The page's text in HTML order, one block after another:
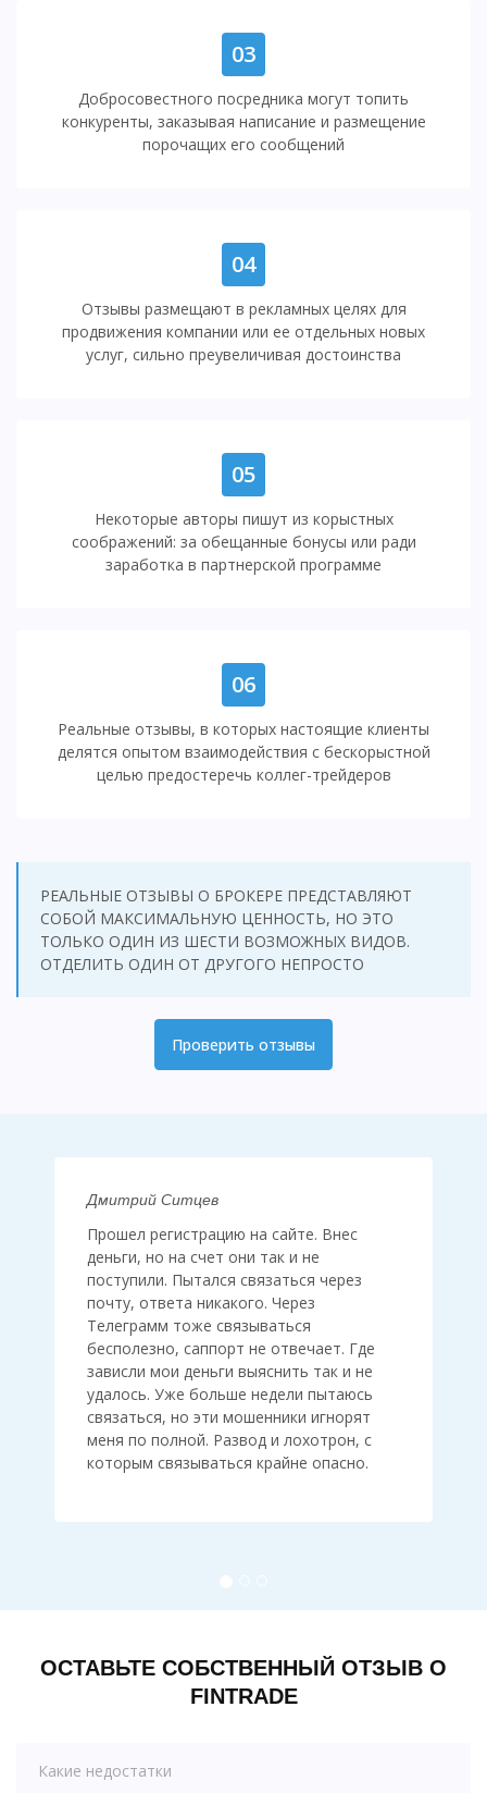
03
Добросовестного посредника могут топить
конкуренты, заказывая написание и размещение
порочащих его сообщений
04
Отзывы размещают в рекламных целях для
продвижения компании или ее отдельных новых
услуг, сильно преувеличивая достоинства
05
Некоторые авторы пишут из корыстных
соображений: за обещанные бонусы или ради
заработка в партнерской программе
06
Реальные отзывы, в которых настоящие клиенты
делятся опытом взаимодействия с бескорыстной
целью предостеречь коллег-трейдеров
РЕАЛЬНЫЕ ОТЗЫВЫ О БРОКЕРЕ ПРЕДСТАВЛЯЮТ
СОБОЙ МАКСИМАЛЬНУЮ ЦЕННОСТЬ, НО ЭТО
ТОЛЬКО ОДИН ИЗ ШЕСТИ ВОЗМОЖНЫХ ВИДОВ.
ОТДЕЛИТЬ ОДИН ОТ ДРУГОГО НЕПРОСТО
Проверить отзывы
Дмитрий Ситцев
Прошел регистрацию на сайте. Внес
деньги, но на счет они так и не
поступили. Пытался связаться через
почту, ответа никакого. Через
Телеграмм тоже связываться
бесполезно, саппорт не отвечает. Где
зависли мои деньги выяснить так и не
удалось. Уже больше недели пытаюсь
связаться, но эти мошенники игнорят
меня по полной. Развод и лохотрон, с
которым связываться крайне опасно.
ОСТАВЬТЕ СОБСТВЕННЫЙ ОТЗЫВ О
FINTRADE